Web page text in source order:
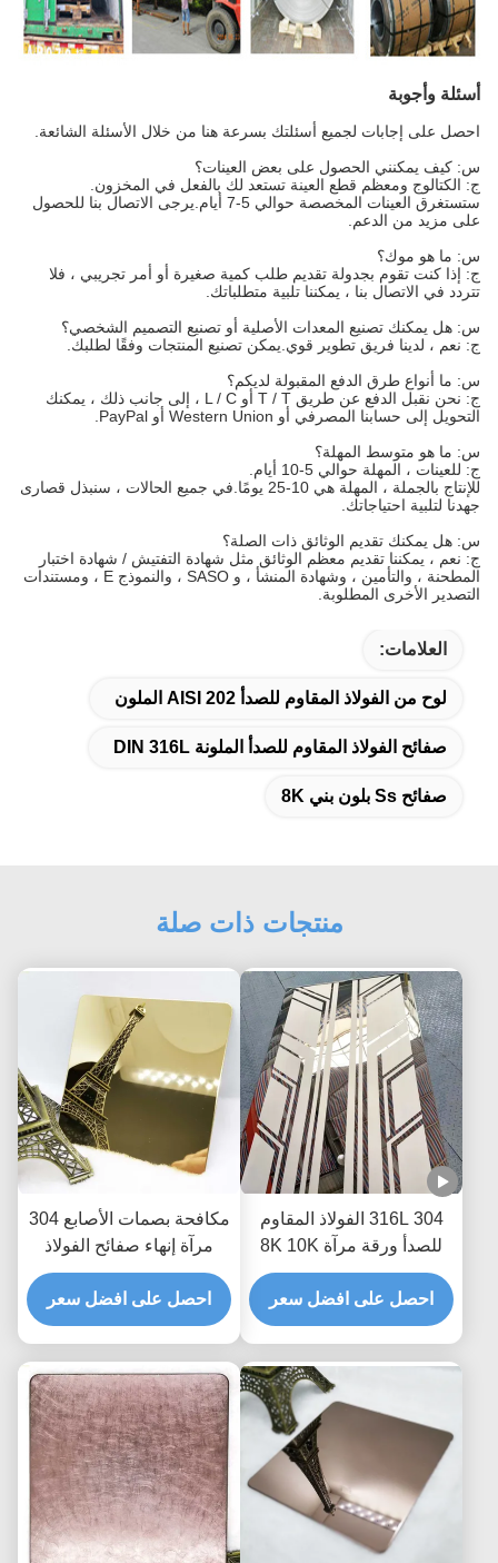
أسئلة وأجوبة
احصل على إجابات لجميع أسئلتك بسرعة هنا من خلال الأسئلة الشائعة.
س: كيف يمكنني الحصول على بعض العينات؟
ج: الكتالوج ومعظم قطع العينة تستعد لك بالفعل في المخزون.
ستستغرق العينات المخصصة حوالي 5-7 أيام.يرجى الاتصال بنا للحصول
على مزيد من الدعم.
س: ما هو موك؟
ج: إذا كنت تقوم بجدولة تقديم طلب كمية صغيرة أو أمر تجريبي ، فلا
تتردد في الاتصال بنا ، يمكننا تلبية متطلباتك.
س: هل يمكنك تصنيع المعدات الأصلية أو تصنيع التصميم الشخصي؟
ج: نعم ، لدينا فريق تطوير قوي.يمكن تصنيع المنتجات وفقًا لطلبك.
س: ما أنواع طرق الدفع المقبولة لديكم؟
ج: نحن نقبل الدفع عن طريق T / T أو L / C ، إلى جانب ذلك ، يمكنك
التحويل إلى حسابنا المصرفي أو Western Union أو PayPal.
س: ما هو متوسط ​​المهلة؟
ج: للعينات ، المهلة حوالي 5-10 أيام.
للإنتاج بالجملة ، المهلة هي 10-25 يومًا.في جميع الحالات ، سنبذل قصارى
جهدنا لتلبية احتياجاتك.
س: هل يمكنك تقديم الوثائق ذات الصلة؟
ج: نعم ، يمكننا تقديم معظم الوثائق مثل شهادة التفتيش / شهادة اختبار
المطحنة ، والتأمين ، وشهادة المنشأ ، و SASO ، والنموذج E ، ومستندات
التصدير الأخرى المطلوبة.
العلامات:
لوح من الفولاذ المقاوم للصدأ AISI 202 الملون
صفائح الفولاذ المقاوم للصدأ الملونة DIN 316L
صفائح Ss بلون بني 8K
منتجات ذات صلة
304 316L الفولاذ المقاوم
للصدأ ورقة مرآة 8K 10K
محفورا الذهب والفضة لرفع
باب المصعد
احصل على افضل سعر
مكافحة بصمات الأصابع 304
مرآة إنهاء صفائح الفولاذ
المقاوم للصدأ النحاس
مطلي الصفائح المعدنية 8
كيلو
احصل على افضل سعر